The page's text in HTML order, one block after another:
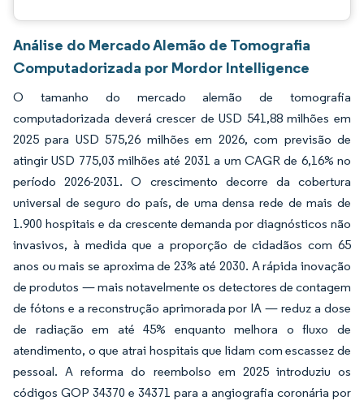
Análise do Mercado Alemão de Tomografia
Computadorizada por Mordor Intelligence
O tamanho do mercado alemão de tomografia
computadorizada deverá crescer de USD 541,88 milhões em
2025 para USD 575,26 milhões em 2026, com previsão de
atingir USD 775,03 milhões até 2031 a um CAGR de 6,16% no
período 2026-2031. O crescimento decorre da cobertura
universal de seguro do país, de uma densa rede de mais de
1.900 hospitais e da crescente demanda por diagnósticos não
invasivos, à medida que a proporção de cidadãos com 65
anos ou mais se aproxima de 23% até 2030. A rápida inovação
de produtos — mais notavelmente os detectores de contagem
de fótons e a reconstrução aprimorada por IA — reduz a dose
de radiação em até 45% enquanto melhora o fluxo de
atendimento, o que atrai hospitais que lidam com escassez de
pessoal. A reforma do reembolso em 2025 introduziu os
códigos GOP 34370 e 34371 para a angiografia coronária por